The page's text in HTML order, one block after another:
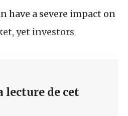
have a severe impact on
yet investors
lecture de cet